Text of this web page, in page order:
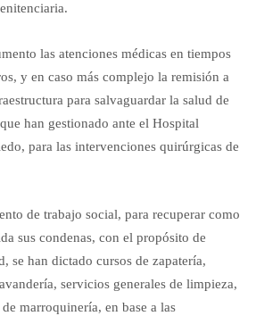
las atenciones médicas en tiempos
y en caso más complejo la remisión a
para salvaguardar la salud de
han gestionado ante el Hospital
para las intervenciones quirúrgicas de
de trabajo social, para recuperar como
sus condenas, con el propósito de
se han dictado cursos de zapatería,
servicios generales de limpieza,
marroquinería, en base a las